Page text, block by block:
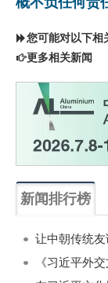
您可能对以下相关新闻同样
更多相关新闻
新闻排行榜
《习近平外